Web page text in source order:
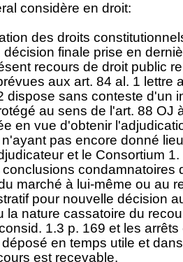
considère en droit:
des droits
décision finale prise en
recours de droit public
aux art. 84 al. 1 lettre
dispose sans conteste d'un
au sens de l'art. 88 OJ
en vue d'obtenir
n'ayant pas encore donné
et le Consortium
condamnatoires
marché à lui-même ou au
pour nouvelle décision
la nature cassatoire du
1.3 p. 169 et les
en temps utile et
est recevable.